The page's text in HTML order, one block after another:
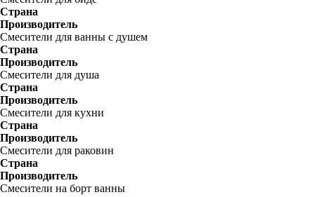
Страна
Производитель
Смесители для ванны с душем
Страна
Производитель
Смесители для душа
Страна
Производитель
Смесители для кухни
Страна
Производитель
Смесители для раковин
Страна
Производитель
Смесители на борт ванны